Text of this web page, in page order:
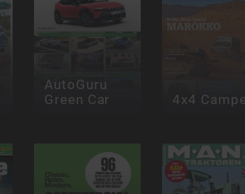
AutoGuru
Green Car
4x4